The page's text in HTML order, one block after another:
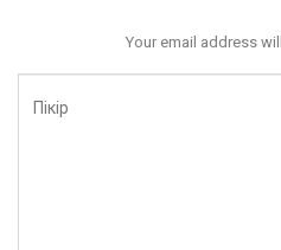
Your email address